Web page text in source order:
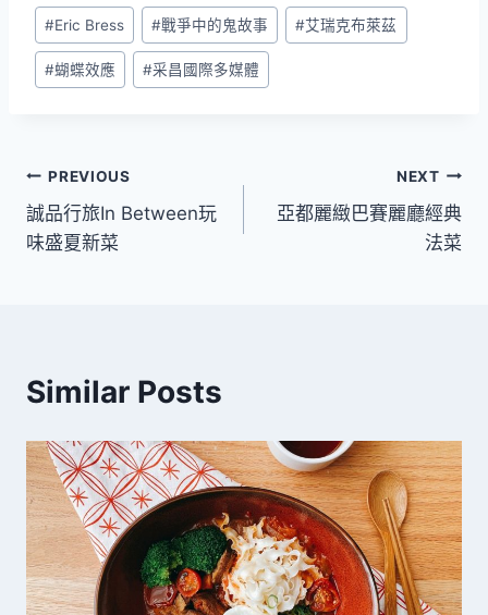
Post
Tags:
#Eric Bress #戰爭中的鬼故事 #艾瑞克布萊茲
#蝴蝶效應 #采昌國際多媒體
文
章
PREVIOUS
誠品行旅In Between玩
味盛夏新菜
NEXT
亞都麗緻巴賽麗廳經典
法菜
Similar Posts